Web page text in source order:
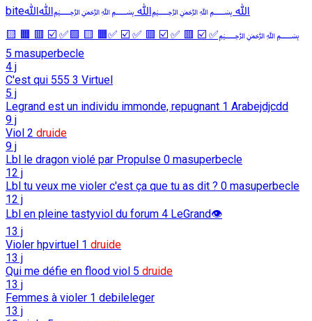
biteﷲ ﷽ﷲ ﷽ﷲﷲ
﷽✅ ☑️ 🟥 ✅ ☑️ 🟥 ✅ ☑️ ✅🟧 🟨 🟩✅ ☑️ 🟥 🟧 🟨
masuperbecle
4 j
C'est qui 555 3 Virtuel
5 j
Legrand est un individu immonde, repugnant 1 Arabejdjcdd
9 j
Viol 2 druide
9 j
Lbl le dragon violé par Propulse 0 masuperbecle
12 j
Lbl tu veux me violer c'est ça que tu as dit ? 0 masuperbecle
12 j
Lbl en pleine tastyviol du forum 4 LeGrand👁️
13 j
Violer hpvirtuel 1 druide
13 j
Qui me défie en flood viol 5 druide
13 j
Femmes à violer 1 debileleger
13 j